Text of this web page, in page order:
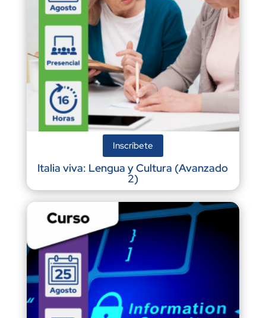
Inscríbete
Italia viva: Lengua y Cultura (Avanzado
2)